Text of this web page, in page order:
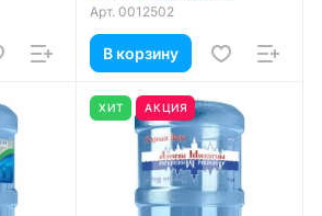
Арт. 0012502
В корзину
ХИТ АКЦИЯ